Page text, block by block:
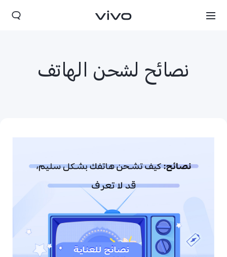
Jordan | حدد البلد/المنطقة
نصائح لشحن الهاتف